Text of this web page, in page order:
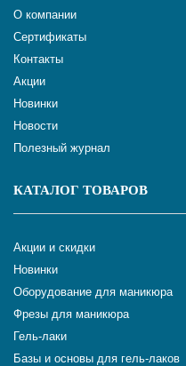
О компании
Сертификаты
Контакты
Акции
Новинки
Новости
Полезный журнал
КАТАЛОГ ТОВАРОВ
Акции и скидки
Новинки
Оборудование для маникюра
Фрезы для маникюра
Гель-лаки
Базы и основы для гель-лаков